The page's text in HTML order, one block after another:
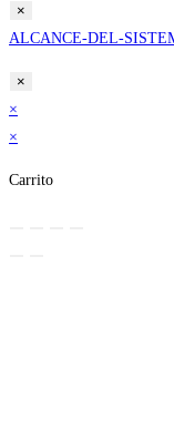
×
ALCANCE-DEL-
×
×
×
Carrito